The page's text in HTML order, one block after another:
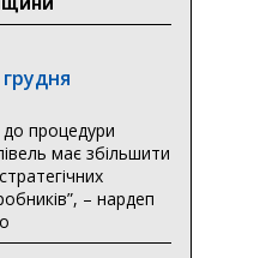
грудня
до процедури
має збільшити
– нардеп